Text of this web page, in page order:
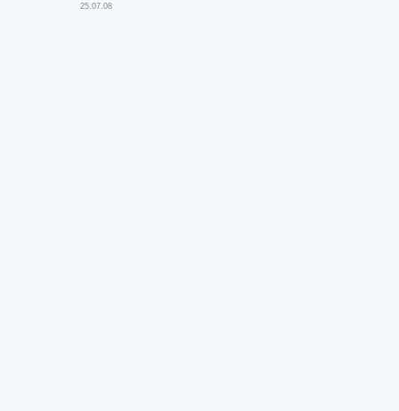
25.07.08